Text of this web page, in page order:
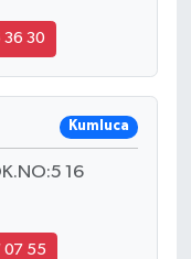
36 30
Kumluca
16
07 55